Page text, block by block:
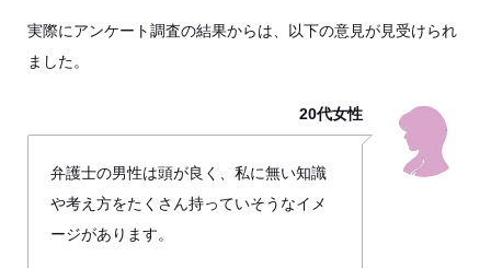
実際にアンケート調査の結果からは、以下の意見が見受けられ
ました。
20代女性
弁護士の男性は頭が良く、私に無い知識
や考え方をたくさん持っていそうなイメ
ージがあります。